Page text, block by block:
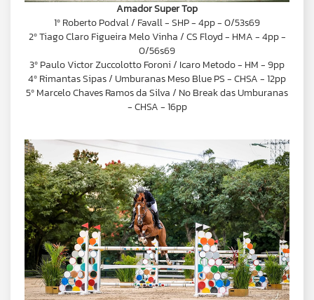
Amador Super Top
1º Roberto Podval / Favall - SHP - 4pp - 0/53s69
2º Tiago Claro Figueira Melo Vinha / CS Floyd - HMA - 4pp -
0/56s69
3º Paulo Victor Zuccolotto Foroni / Icaro Metodo - HM - 9pp
4º Rimantas Sipas / Umburanas Meso Blue PS - CHSA - 12pp
5º Marcelo Chaves Ramos da Silva / No Break das Umburanas
- CHSA - 16pp